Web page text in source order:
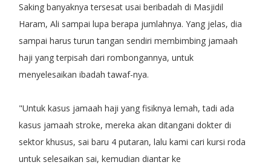
Saking banyaknya tersesat usai beribadah di Masjidil
Haram, Ali sampai lupa berapa jumlahnya. Yang jelas, dia
sampai harus turun tangan sendiri membimbing jamaah
haji yang terpisah dari rombongannya, untuk
menyelesaikan ibadah tawaf-nya.
"Untuk kasus jamaah haji yang fisiknya lemah, tadi ada
kasus jamaah stroke, mereka akan ditangani dokter di
sektor khusus, sai baru 4 putaran, lalu kami cari kursi roda
untuk selesaikan sai, kemudian diantar ke